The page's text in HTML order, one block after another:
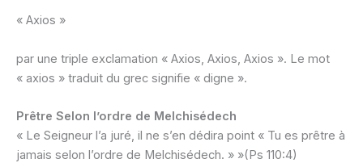
« Axios »
par une triple exclamation « Axios, Axios, Axios ». Le mot
« axios » traduit du grec signifie « digne ».
Prêtre Selon l’ordre de Melchisédech
« Le Seigneur l’a juré, il ne s’en dédira point « Tu es prêtre à
jamais selon l’ordre de Melchisédech. » »(Ps 110:4)